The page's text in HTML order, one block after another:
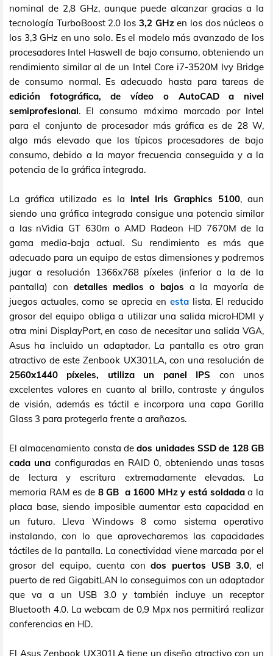
nominal de 2,8 GHz, aunque puede alcanzar gracias a la
tecnología TurboBoost 2.0 los 3,2 GHzen los dos núcleos o
los 3,3 GHz en uno solo. Es el modelo más avanzado de los
procesadores Intel Haswell de bajo consumo, obteniendo un
rendimiento similar al de un Intel Core i7-3520M Ivy Bridge
de consumo normal. Es adecuado hasta para tareas de
edición fotográfica, de vídeo o AutoCAD a nivel
semiprofesional. El consumo máximo marcado por Intel
para el conjunto de procesador más gráfica es de 28 W,
algo más elevado que los típicos procesadores de bajo
consumo, debido a la mayor frecuencia conseguida y a la
potencia de la gráfica integrada.
La gráfica utilizada es la Intel Iris Graphics 5100, aun
siendo una gráfica integrada consigue una potencia similar
a las nVidia GT 630m o AMD Radeon HD 7670M de la
gama media-baja actual. Su rendimiento es más que
adecuado para un equipo de estas dimensiones y podremos
jugar a resolución 1366x768 píxeles (inferior a la de la
pantalla) con detalles medios o bajos a la mayoría de
juegos actuales, como se aprecia en esta lista. El reducido
grosor del equipo obliga a utilizar una salida microHDMI y
otra mini DisplayPort, en caso de necesitar una salida VGA,
Asus ha incluido un adaptador. La pantalla es otro gran
atractivo de este Zenbook UX301LA, con una resolución de
2560x1440 píxeles, utiliza un panel IPS con unos
excelentes valores en cuanto al brillo, contraste y ángulos
de visión, además es táctil e incorpora una capa Gorilla
Glass 3 para protegerla frente a arañazos.
El almacenamiento consta dedos unidades SSD de 128 GB
cada una configuradas en RAID 0, obteniendo unas tasas
de lectura y escritura extremadamente elevadas. La
memoria RAM es de 8 GB a 1600 MHz y está soldadaa la
placa base, siendo imposible aumentar esta capacidad en
un futuro. Lleva Windows 8 como sistema operativo
instalando, con lo que aprovecharemos las capacidades
táctiles de la pantalla. La conectividad viene marcada por el
grosor del equipo, cuenta condos puertos USB 3.0, el
puerto de red GigabitLAN lo conseguimos con un adaptador
que va a un USB 3.0 y también incluye un receptor
Bluetooth 4.0. La webcam de 0,9 Mpx nos permitirá realizar
conferencias en HD.
El Asus Zenbook UX301LA tiene un diseño atractivo con un